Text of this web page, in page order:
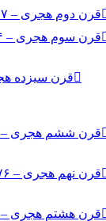
قرن دوم هجری – ۹۷ الی ۱۹۴ شمسی
قرن سوم هجری – ۱۹۴ الی ۲۹۱ شمسی
قرن ششم هجری – ۴۸۵ الی ۵۸۲ شمسی
قرن نهم هجری – ۷۷۶ الی ۸۷۳ شمسی
قرن هشتم هجری – ۶۷۹ الی ۷۷۶ شمسی